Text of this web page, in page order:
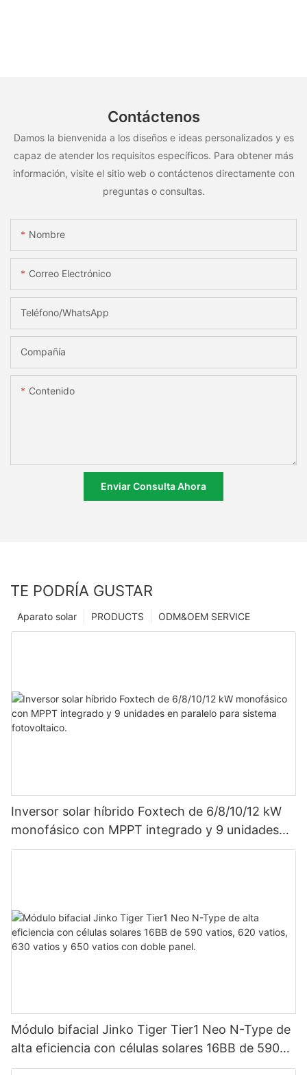
Contáctenos
Damos la bienvenida a los diseños e ideas personalizados y es
capaz de atender los requisitos específicos. Para obtener más
información, visite el sitio web o contáctenos directamente con
preguntas o consultas.
Nombre
Correo Electrónico
Teléfono/WhatsApp
Compañía
Contenido
Enviar Consulta Ahora
TE PODRÍA GUSTAR
ODM&OEM SERVICE
PRODUCTS
Aparato solar
Inversor solar híbrido Foxtech de 6/8/10/12 kW
monofásico con MPPT integrado y 9 unidades
en paralelo para sistema fotovoltaico.
Módulo bifacial Jinko Tiger Tier1 Neo N-Type de
alta eficiencia con células solares 16BB de 590
vatios, 620 vatios, 630 vatios y 650 vatios con